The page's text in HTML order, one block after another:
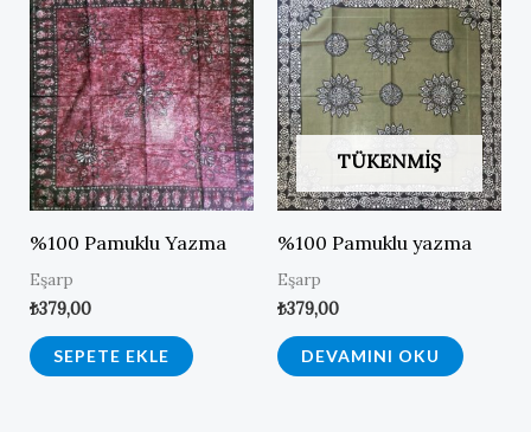
%100 Pamuklu Yazma
Eşarp
₺379,00
SEPETE EKLE
TÜKENMIŞ
%100 Pamuklu yazma
Eşarp
₺379,00
DEVAMINI OKU